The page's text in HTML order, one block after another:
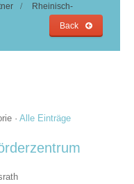
Rheinisch-
Back
· Alle Einträge